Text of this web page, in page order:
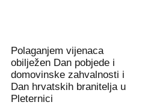
Polaganjem vijenaca
obilježen Dan pobjede i
domovinske zahvalnosti i
Dan hrvatskih branitelja u
Pleternici